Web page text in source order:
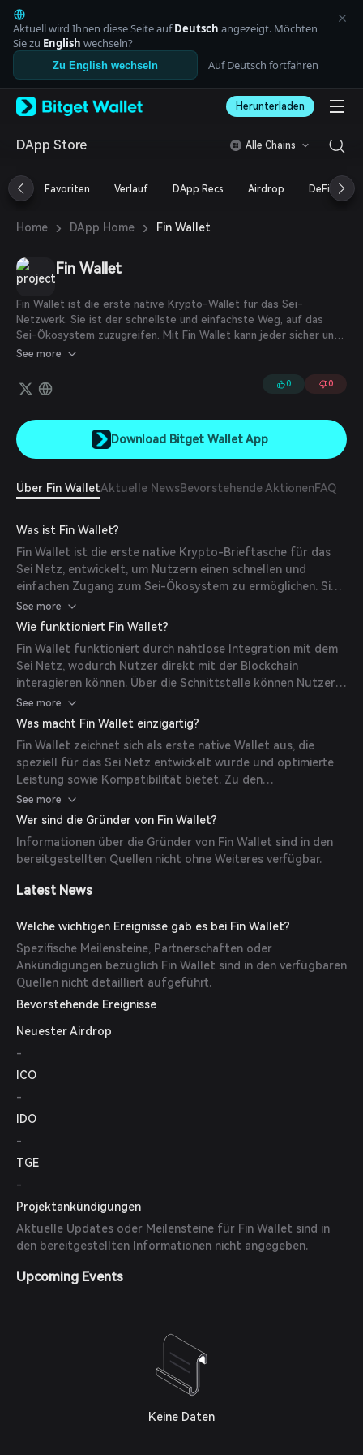
English
日本語
Tiếng Việt
Русский
Español (Latinoamérica)
Italiano
Deutsch
繁體中文
Português (Portugal)
ภาษาไทย
العربية
हिन्दी
বাংলা
Español
Português (Brasil)
Español (Argentina)
Aktuell wird Ihnen diese Seite aufDeutsch angezeigt. Möchten
Sie zu English wechseln?
Zu English wechseln Auf Deutsch fortfahren
Herunterladen
DApp Store Alle Chains
Favoriten Verlauf DApp Recs Airdrop DeFi
Home › DApp Home › Fin Wallet
Fin Wallet
Fin Wallet ist die erste native Krypto-Wallet für das Sei-
Netzwerk. Sie ist der schnellste und einfachste Weg, auf das
Sei-Ökosystem zuzugreifen. Mit Fin Wallet kann jeder sicher und
benutzerfreundlich Tokens speichern, senden und empfangen
See more
0 0
Download Bitget Wallet App
Über Fin WalletAktuelle NewsBevorstehende AktionenFAQ
Was ist Fin Wallet?
Fin Wallet ist die erste native Krypto-Brieftasche für das
Sei Netz, entwickelt, um Nutzern einen schnellen und
einfachen Zugang zum Sei-Ökosystem zu ermöglichen. Sie
erlaubt es Nutzern, Token sicher und benutzerfreundlich zu
speichern, zu senden und zu empfangen sowie NFTs auf Sei
See more
Wie funktioniert Fin Wallet?
Fin Wallet funktioniert durch nahtlose Integration mit dem
Sei Netz, wodurch Nutzer direkt mit der Blockchain
interagieren können. Über die Schnittstelle können Nutzer
Transaktionen ausführen, digitale Vermögenswerte
verwalten und mit dezentralen Anwendungen (DApps) auf
See more
Was macht Fin Wallet einzigartig?
Fin Wallet zeichnet sich als erste native Wallet aus, die
speziell für das Sei Netz entwickelt wurde und optimierte
Leistung sowie Kompatibilität bietet. Zu den
Hauptmerkmalen gehören die sichere Speicherung digitaler
Vermögenswerte, Unterstützung für NFT-Verwaltung und
Interaktionen vereinfacht.
See more
Wer sind die Gründer von Fin Wallet?
Informationen über die Gründer von Fin Wallet sind in den
bereitgestellten Quellen nicht ohne Weiteres verfügbar.
Latest News
Welche wichtigen Ereignisse gab es bei Fin Wallet?
Spezifische Meilensteine, Partnerschaften oder
Ankündigungen bezüglich Fin Wallet sind in den verfügbaren
Quellen nicht detailliert aufgeführt.
Bevorstehende Ereignisse
Neuester Airdrop
-
ICO
-
IDO
-
TGE
-
Projektankündigungen
Aktuelle Updates oder Meilensteine für Fin Wallet sind in
den bereitgestellten Informationen nicht angegeben.
Upcoming Events
Keine Daten